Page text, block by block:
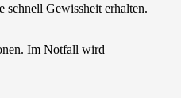
schnell Gewissheit erhalten.
Im Notfall wird